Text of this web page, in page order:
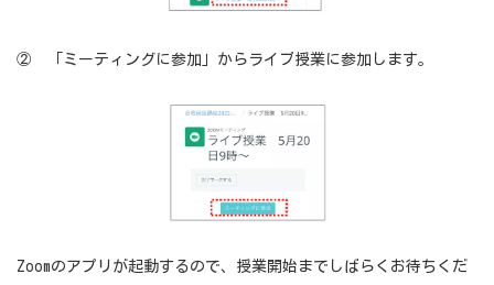
② 「ミーティングに参加」からライブ授業に参加します。
Zoomのアプリが起動するので、授業開始までしばらくお待ちくだ